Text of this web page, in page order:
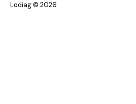
Lodiag © 2026